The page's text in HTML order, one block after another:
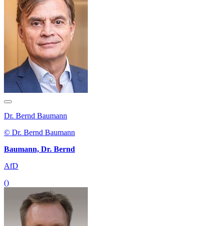
Dr. Bernd Baumann
© Dr. Bernd Baumann
Baumann, Dr. Bernd
AfD
()